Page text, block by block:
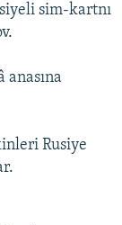
sim-kartnı
anasına
Rusiye